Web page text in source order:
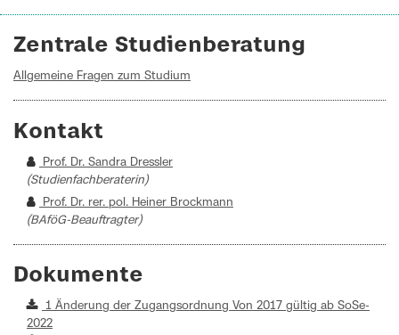
Zentrale Studienberatung
Allgemeine Fragen zum Studium
Kontakt
Prof. Dr. Sandra Dressler
(Studienfachberaterin)
Prof. Dr. rer. pol. Heiner Brockmann
(BAföG-Beauftragter)
Dokumente
1 Änderung der Zugangsordnung Von 2017 gültig ab SoSe-
2022